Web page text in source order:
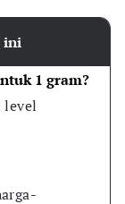
ini
1 gram?
level